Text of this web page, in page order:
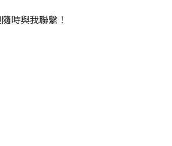
時與我聯繫！